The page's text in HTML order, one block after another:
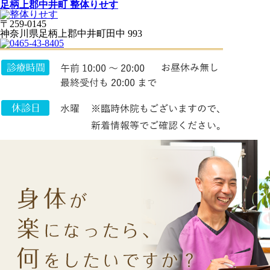
足柄上郡中井町 整体りせす
〒259-0145
神奈川県足柄上郡中井町田中 993